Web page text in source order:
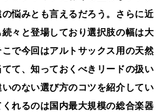
悩みとも言えるだろう。さらに近
々と登場しており選択肢の幅は大
で今回はアルトサックス用の天然
て、知っておくべきリードの扱い
のない選び方のコツを紹介してい
れるのは国内最大規模の総合楽器